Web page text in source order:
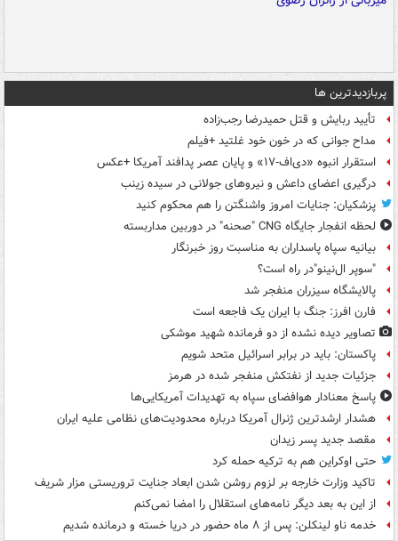
پربازدیدترین ها
تأیید ربایش و قتل حمیدرضا رجب‌زاده
مداح جوانی که در خون خود غلتید +فیلم
استقرار انبوه «دی‌اف‑۱۷» و پایان عصر پدافند آمریکا +عکس
درگیری اعضای داعش و نیروهای جولانی در سیده زینب
پزشکیان: جنایات امروز واشنگتن را هم محکوم کنید
لحظه انفجار جایگاه CNG "صحنه" در دوربین مداربسته
بیانیه سپاه پاسداران به مناسبت روز خبرنگار
"سوپر ال‌نینو"در راه است؟
پالایشگاه سیزران منفجر شد
فارن افرز: جنگ با ایران یک فاجعه است
تصاویر دیده‌ نشده از دو فرمانده شهید موشکی
پاکستان: باید در برابر اسرائیل متحد شویم
جزئیات جدید از نفتکش منفجر شده در هرمز
پاسخ معنادار هوافضای سپاه به تهدیدات آمریکایی‌ها
هشدار ارشدترین ژنرال آمریکا درباره محدودیت‌های نظامی علیه ایران
مقصد جدید پسر زیدان
حتی اوکراین هم به ترکیه حمله کرد
تاکید وزارت خارجه بر لزوم روشن شدن ابعاد جنایت تروریستی مزار شریف
از این به بعد دیگر نامه‌های استقلال را امضا نمی‌کنم
خدمه ناو لینکلن: پس از ۸ ماه حضور در دریا خسته و درمانده‌ شدیم